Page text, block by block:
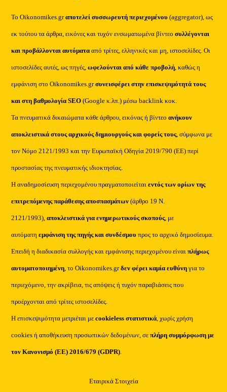
Το Oikonomikes.grαποτελεί συσσωρευτή περιεχομένου (aggregator), ως
εκ τούτου τα άρθρα, εικόνες και τυχόν ενσωματωμένα βίντεοσυλλέγονται
και προβάλλονται αυτόματααπό τρίτες, ελληνικές και μη, ιστοσελίδες. Οι
ιστοσελίδες αυτές, ως πηγές,ωφελούνται από κάθε προβολή, καθώς η
εμφάνιση στο Oikonomikes.grσυνεισφέρει στην επισκεψιμότητά τους
και στη βαθμολογία SEO (Google κ.λπ.) μέσω backlink κοκ.
Τα πνευματικά δικαιώματα κάθε άρθρου, εικόνας ή βίντεοανήκουν
αποκλειστικά στους αρχικούς δημιουργούς και φορείς τους, σύμφωνα με
τον Νόμο 2121/1993 και την Ευρωπαϊκή Οδηγία 2019/790 (ΕΕ) περί
προστασίας της πνευματικής ιδιοκτησίας.
Η αναδημοσίευση περιεχομένου πραγματοποιείταιεντός των ορίων της
επιτρεπόμενης παράθεσης αποσπασμάτων (άρθρο 19 Ν.
2121/1993), αποκλειστικά για ενημερωτικούς σκοπούς, με
αυτόματηεμφάνιση της πηγής και συνδέσμου προς το αρχικό δημοσίευμα.
Επειδή η διαδικασία συλλογής και εμφάνισης περιεχομένου είναιπλήρως
αυτοματοποιημένη, το Oikonomikes.grδεν φέρει καμία ευθύνη για το
περιεχόμενο, την ακρίβεια, τις απόψεις ή τυχόν παραβιάσεις που
προέρχονται από τρίτες ιστοσελίδες.
Η επισκεψιμότητα μετριέται μεcookieless στατιστικά, χωρίς χρήση
cookies ή αποθήκευση προσωπικών δεδομένων, σεπλήρη συμμόρφωση με
τον Κανονισμό (ΕΕ) 2016/679 (GDPR).
Εταιρικά Στοιχεία